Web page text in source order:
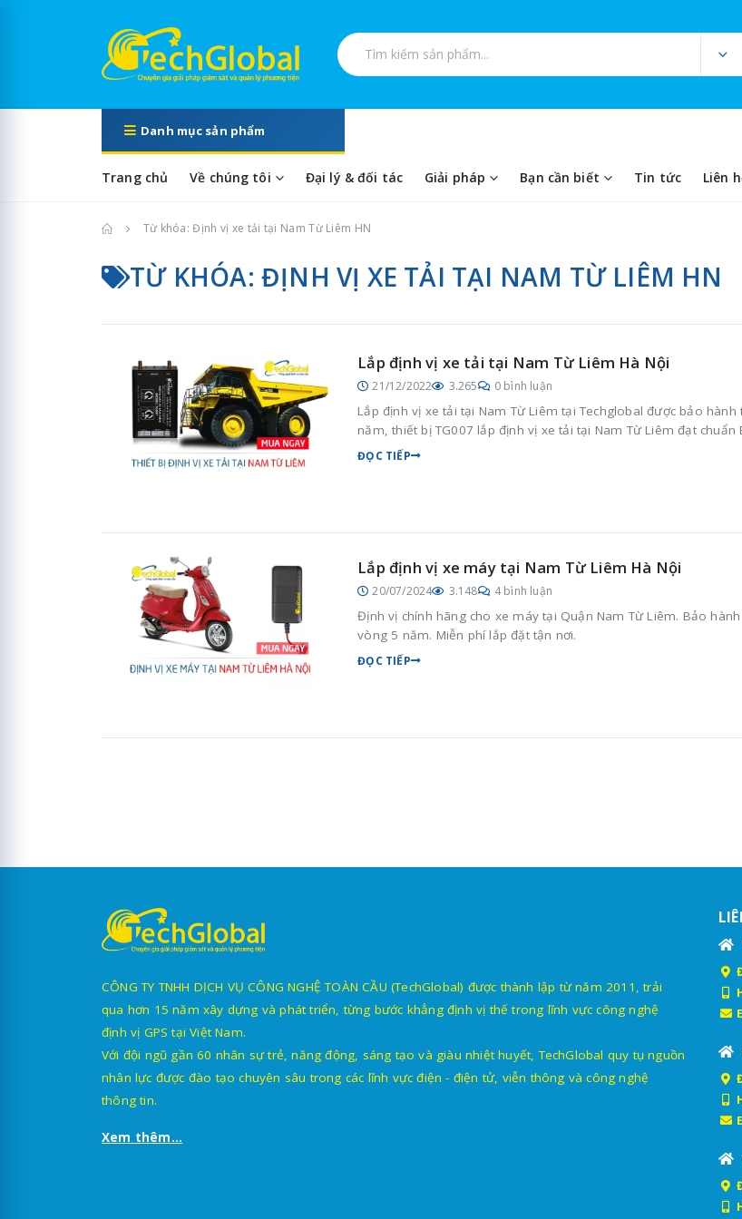
Tìm kiếm sản phẩm
Danh mục sản phẩm
Trang chủ Về chúng tôi Đại lý & đối tác Giải pháp Bạn cần biết Tin tức Liên
Trang chủTừ khóa: Định vị xe tải tại Nam Từ Liêm HN
TỪ KHÓA: ĐỊNH VỊ XE TẢI TẠI NAM TỪ LIÊM HN
Lắp định vị xe tải tại Nam Từ Liêm Hà Nội
21/12/2022 3.265 0 bình luận
Lắp định vị xe tải tại Nam Từ Liêm tại Techglobal được bảo hành
năm, thiết bị TG007 lắp định vị xe tải tại Nam Từ Liêm đạt chuẩn
ĐỌC TIẾP
Lắp định vị xe máy tại Nam Từ Liêm Hà Nội
20/07/2024 3.148 4 bình luận
Định vị chính hãng cho xe máy tại Quận Nam Từ Liêm. Bảo
vòng 5 năm. Miễn phí lắp đặt tận nơi.
ĐỌC TIẾP
CÔNG TY TNHH DỊCH VỤ CÔNG NGHỆ TOÀN CẦU (TechGlobal) được thành lập từ năm 2011, trải
qua hơn 15 năm xây dựng và phát triển, từng bước khẳng định vị thế trong lĩnh vực công nghệ
định vị GPS tại Việt Nam.
Với đội ngũ gần 60 nhân sự trẻ, năng động, sáng tạo và giàu nhiệt huyết, TechGlobal quy tụ nguồn
nhân lực được đào tạo chuyên sâu trong các lĩnh vực điện - điện tử, viễn thông và công nghệ
thông tin.
Xem thêm...